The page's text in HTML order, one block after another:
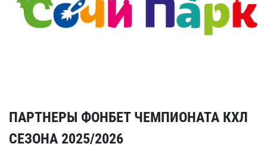
ПАРТНЕРЫ ФОНБЕТ ЧЕМПИОНАТА КХЛ
СЕЗОНА 2025/2026